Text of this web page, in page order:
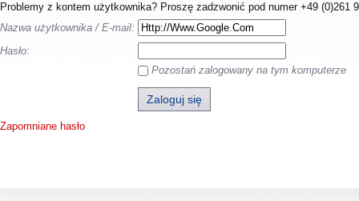
Problemy z kontem użytkownika? Proszę zadzwonić pod numer +49 (0)261
Nazwa użytkownika / E-mail:
Hasło:
Pozostań zalogowany na tym komputerze
Zapomniane hasło